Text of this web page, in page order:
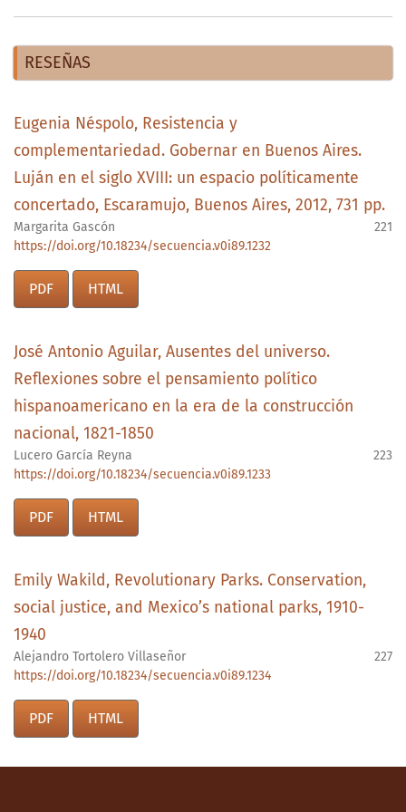
RESEÑAS
Eugenia Néspolo, Resistencia y
complementariedad. Gobernar en Buenos Aires.
Luján en el siglo XVIII: un espacio políticamente
concertado, Escaramujo, Buenos Aires, 2012, 731 pp.
Margarita Gascón
221
https://doi.org/10.18234/secuencia.v0i89.1232
PDF HTML
José Antonio Aguilar, Ausentes del universo.
Reflexiones sobre el pensamiento político
hispanoamericano en la era de la construcción
nacional, 1821-1850
Lucero García Reyna
223
https://doi.org/10.18234/secuencia.v0i89.1233
PDF HTML
Emily Wakild, Revolutionary Parks. Conservation,
social justice, and Mexico’s national parks, 1910-
1940
Alejandro Tortolero Villaseñor
227
https://doi.org/10.18234/secuencia.v0i89.1234
PDF HTML